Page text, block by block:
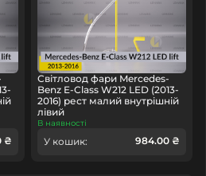
₴
Світловод фари Mercedes-
Benz E-Class W212 LED (2013-
2016) рест малий внутрішній
лівий
В наявності
У кошик: 984.00 ₴